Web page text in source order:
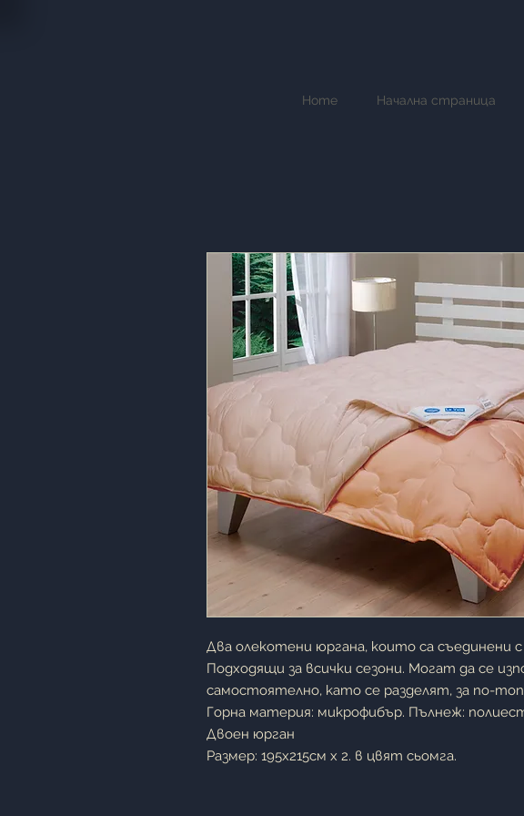
Home Начална страница
Два олекотени юргана, които са съединени
Подходящи за всички сезони. Могат да се
самостоятелно, като се разделят, за по-
Горна материя: микрофибър. Пълнеж:
Двоен юрган
Размер: 195х215см x 2. в цвят сьомга.